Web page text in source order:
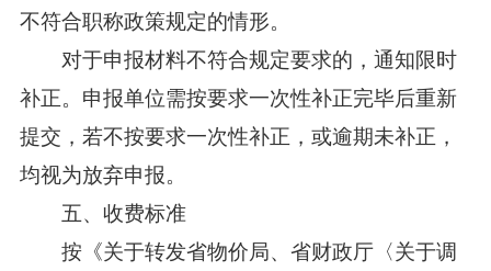
不符合职称政策规定的情形。
对于申报材料不符合规定要求的，通知限时
补正。申报单位需按要求一次性补正完毕后重新
提交，若不按要求一次性补正，或逾期未补正，
均视为放弃申报。
五、收费标准
按《关于转发省物价局、省财政厅〈关于调